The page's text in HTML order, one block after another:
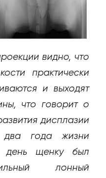
видно, что
практически
и выходят
что говорит о
дисплазии
года жизни
щенку был
лонный